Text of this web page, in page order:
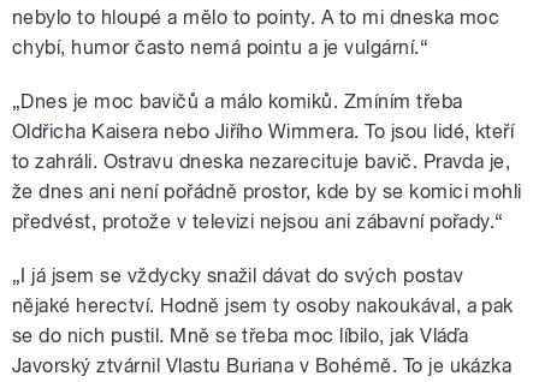
nebylo to hloupé a mělo to pointy. A to mi dneska moc
chybí, humor často nemá pointu a je vulgární.“
„Dnes je moc bavičů a málo komiků. Zmíním třeba
Oldřicha Kaisera nebo Jiřího Wimmera. To jsou lidé, kteří
to zahráli. Ostravu dneska nezarecituje bavič. Pravda je,
že dnes ani není pořádně prostor, kde by se komici mohli
předvést, protože v televizi nejsou ani zábavní pořady.“
„I já jsem se vždycky snažil dávat do svých postav
nějaké herectví. Hodně jsem ty osoby nakoukával, a pak
se do nich pustil. Mně se třeba moc líbilo, jak Vláďa
Javorský ztvárnil Vlastu Buriana v Bohémě. To je ukázka